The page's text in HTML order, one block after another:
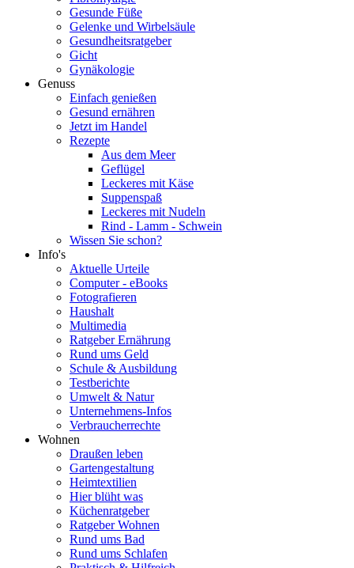
Gesunde Füße
Gelenke und Wirbelsäule
Gesundheitsratgeber
Gicht
Gynäkologie
Genuss
Einfach genießen
Gesund ernähren
Jetzt im Handel
Rezepte
Aus dem Meer
Geflügel
Leckeres mit Käse
Suppenspaß
Leckeres mit Nudeln
Rind - Lamm - Schwein
Wissen Sie schon?
Info's
Aktuelle Urteile
Computer - eBooks
Fotografieren
Haushalt
Multimedia
Ratgeber Ernährung
Rund ums Geld
Schule & Ausbildung
Testberichte
Umwelt & Natur
Unternehmens-Infos
Verbraucherrechte
Wohnen
Draußen leben
Gartengestaltung
Heimtextilien
Hier blüht was
Küchenratgeber
Ratgeber Wohnen
Rund ums Bad
Rund ums Schlafen